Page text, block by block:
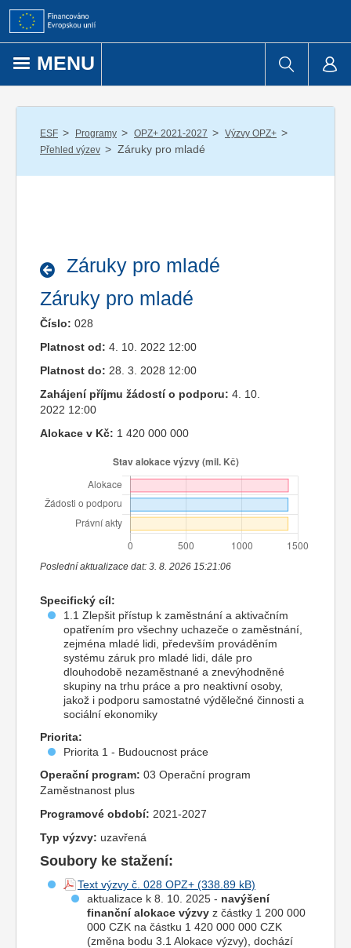
Přejít k obsahu
MENU
ESF / Programy / OPZ+ 2021-2027 / Výzvy OPZ+ /
Přehled výzev / Záruky pro mladé
Záruky pro mladé
Záruky pro mladé
Číslo: 028
Platnost od: 4. 10. 2022 12:00
Platnost do: 28. 3. 2028 12:00
Zahájení příjmu žádostí o podporu: 4. 10.
2022 12:00
Alokace v Kč: 1 420 000 000
Poslední aktualizace dat: 3. 8. 2026 15:21:06
Specifický cíl:
1.1 Zlepšit přístup k zaměstnání a aktivačním
opatřením pro všechny uchazeče o zaměstnání,
zejména mladé lidi, především prováděním
systému záruk pro mladé lidi, dále pro
dlouhodobě nezaměstnané a znevýhodněné
skupiny na trhu práce a pro neaktivní osoby,
jakož i podporu samostatné výdělečné činnosti a
sociální ekonomiky
Priorita:
Priorita 1 - Budoucnost práce
Operační program: 03 Operační program
Zaměstnanost plus
Programové období: 2021-2027
Typ výzvy: uzavřená
Soubory ke stažení:
Text výzvy č. 028 OPZ+
aktualizace k 8. 10. 2025 - navýšení
finanční alokace výzvy z částky 1 200 000
000 CZK na částku 1 420 000 000 CZK
(změna bodu 3.1 Alokace výzvy), dochází